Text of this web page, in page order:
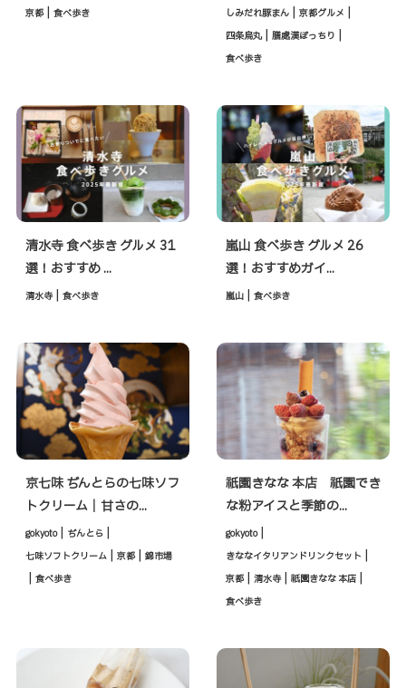
京都 | 食べ歩き しみだれ豚まん | 京都グルメ |
四条烏丸 | 膳處漢ぽっちり |
食べ歩き
清水寺 食べ歩き グルメ 31
選！おすすめ ...
清水寺 | 食べ歩き
嵐山 食べ歩き グルメ 26
選！おすすめガイ...
嵐山 | 食べ歩き
京七味 ぢんとらの七味ソフ
トクリーム｜甘さの...
gokyoto | ぢんとら |
七味ソフトクリーム | 京都 | 錦市場
| 食べ歩き
祇園きなな 本店 祇園でき
な粉アイスと季節の...
gokyoto |
きななイタリアンドリンクセット |
京都 | 清水寺 | 祇園きなな 本店 |
食べ歩き